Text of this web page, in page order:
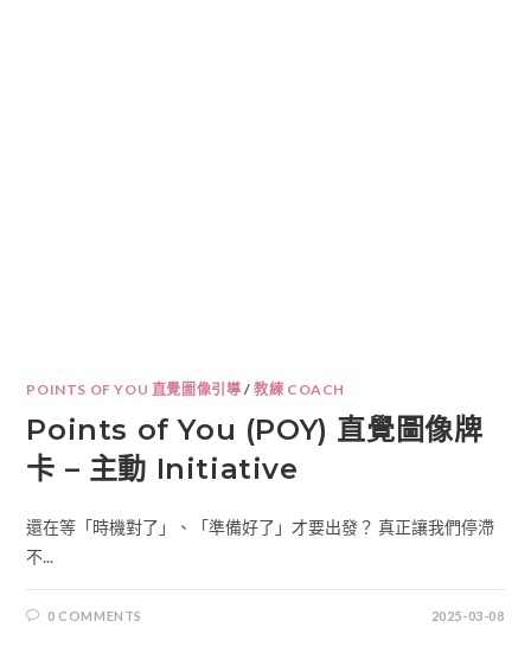
POINTS OF YOU 直覺圖像引導 /教練 COACH
Points of You (POY) 直覺圖像牌
卡 – 主動 Initiative
還在等「時機對了」、「準備好了」才要出發？ 真正讓我們停滯
不...
0 COMMENTS 2025-03-08